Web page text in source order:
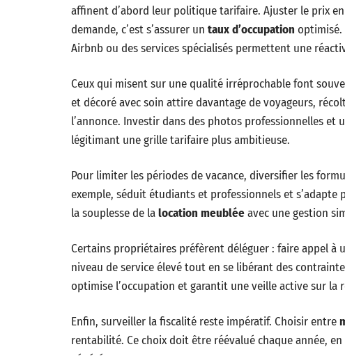
affinent d’abord leur politique tarifaire. Ajuster le prix
demande, c’est s’assurer un taux d’occupation
Airbnb ou des services spécialisés permettent une
Ceux qui misent sur une qualité irréprochable font
et décoré avec soin attire davantage de voyageurs,
l’annonce. Investir dans des photos professionnelles
légitimant une grille tarifaire plus ambitieuse.
Pour limiter les périodes de vacance, diversifier les
exemple, séduit étudiants et professionnels et
la souplesse de lalocation meubléeavec une gestion
Certains propriétaires préfèrent déléguer : faire appel à
niveau de service élevé tout en se libérant des
optimise l’occupation et garantit une veille active sur la
Enfin, surveiller la fiscalité reste impératif. Choisir entre
rentabilité. Ce choix doit être réévalué chaque année,